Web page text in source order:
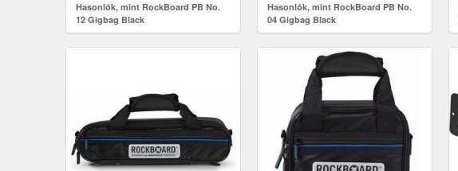
Hasonlók, mint RockBoard PB No.
12 Gigbag Black
Hasonlók, mint RockBoard PB No.
04 Gigbag Black